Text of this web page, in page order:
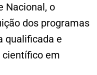
Nacional, o
dos programas
qualificada e
científico em